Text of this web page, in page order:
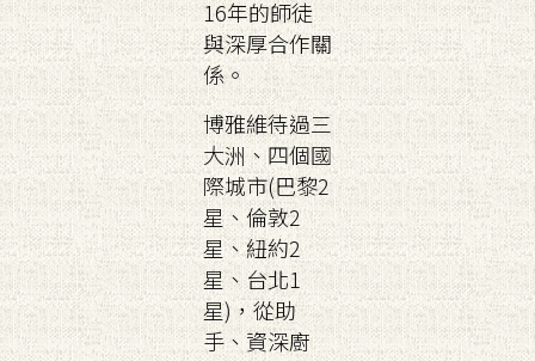
16年的師徒
與深厚合作關
係。
博雅維待過三
大洲、四個國
際城市(巴黎2
星、倫敦2
星、紐約2
星、台北1
星)，從助
手、資深廚